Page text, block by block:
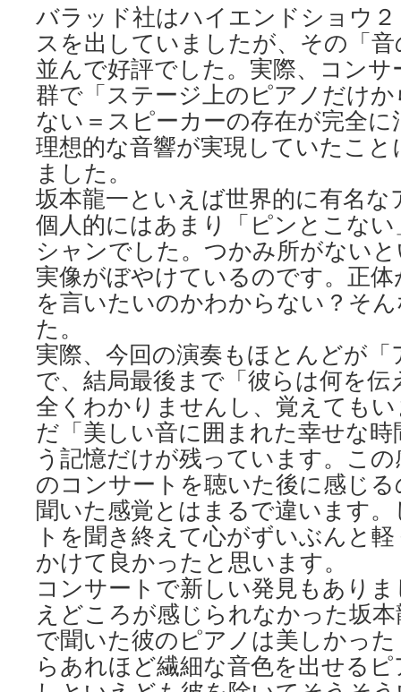
バラッド社はハイエンドショウ
スを出していましたが、その「
並んで好評でした。実際、コン
群で「ステージ上のピアノだけ
ない＝スピーカーの存在が完全
理想的な音響が実現していたこ
ました。
坂本龍一といえば世界的に有名
個人的にはあまり「ピンとこな
シャンでした。つかみ所がない
実像がぼやけているのです。正
を言いたいのかわからない？そ
た。
実際、今回の演奏もほとんどが
で、結局最後まで「彼らは何を
全くわかりませんし、覚えても
だ「美しい音に囲まれた幸せな
う記憶だけが残っています。こ
のコンサートを聴いた後に感じる
聞いた感覚とはまるで違います
トを聞き終えて心がずいぶんと
かけて良かったと思います。
コンサートで新しい発見もあり
えどころが感じられなかった坂
で聞いた彼のピアノは美しかっ
らあれほど繊細な音色を出せる